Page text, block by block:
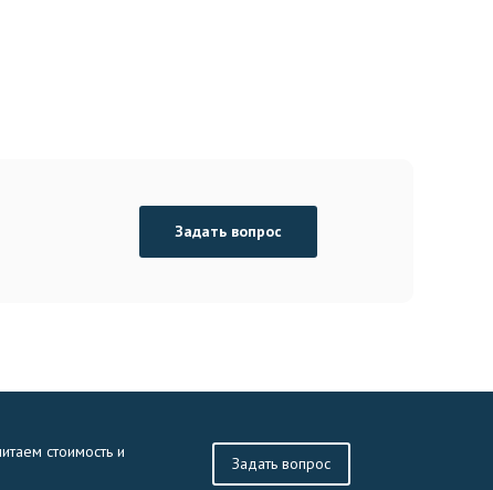
Задать вопрос
стоимость и
Задать вопрос